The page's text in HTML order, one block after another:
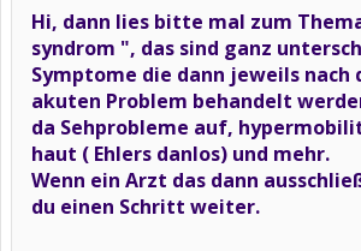
Hi, dann lies bitte mal zum
syndrom ", das sind ganz
Symptome die dann jeweils nach
akuten Problem behandelt
da Sehprobleme auf,
haut ( Ehlers danlos) und mehr.
Wenn ein Arzt das dann
du einen Schritt weiter.